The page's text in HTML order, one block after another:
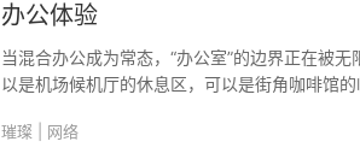
办公体验
当混合办公成为常态，“办公室”的边界正在被
以是机场候机厅的休息区，可以是街角咖啡馆
的慌乱，也成为每一个移动办公者无法回避的真
璀璨 | 网络